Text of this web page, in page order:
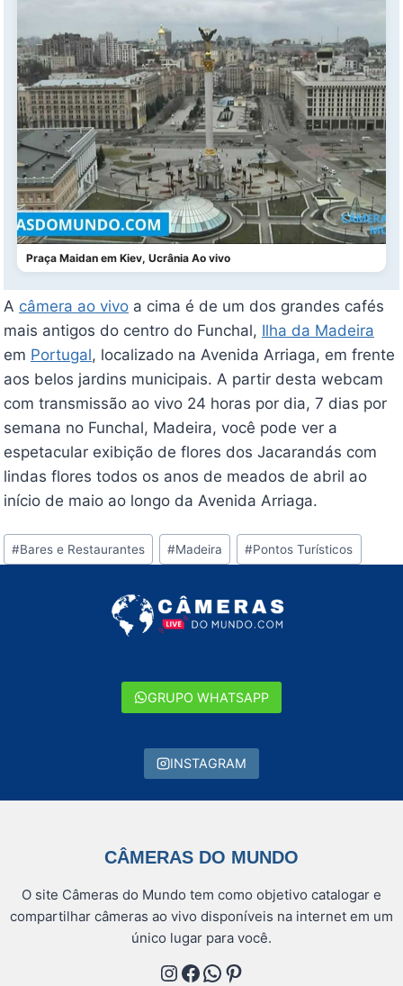
Praça Maidan em Kiev, Ucrânia Ao vivo
A câmera ao vivo a cima é de um dos grandes cafés
mais antigos do centro do Funchal, Ilha da Madeira
em Portugal, localizado na Avenida Arriaga, em frente
aos belos jardins municipais. A partir desta webcam
com transmissão ao vivo 24 horas por dia, 7 dias por
semana no Funchal, Madeira, você pode ver a
espetacular exibição de flores dos Jacarandás com
lindas flores todos os anos de meados de abril ao
início de maio ao longo da Avenida Arriaga.
Tags
do
#Bares e Restaurantes #Madeira #Pontos Turísticos
GRUPO WHATSAPP
INSTAGRAM
CÂMERAS DO MUNDO
O site Câmeras do Mundo tem como objetivo catalogar e
compartilhar câmeras ao vivo disponíveis na internet em um
único lugar para você.
Instagram
Facebook
WhatsApp
Pinterest